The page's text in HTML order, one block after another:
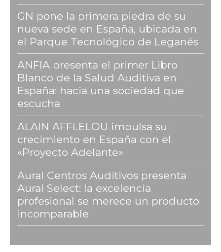
GN pone la primera piedra de su
nueva sede en España, ubicada en
el Parque Tecnológico de Leganés
ANFIA presenta el primer Libro
Blanco de la Salud Auditiva en
España: hacia una sociedad que
escucha
ALAIN AFFLELOU impulsa su
crecimiento en España con el
«Proyecto Adelante»
Aural Centros Auditivos presenta
Aural Select: la excelencia
profesional se merece un producto
incomparable